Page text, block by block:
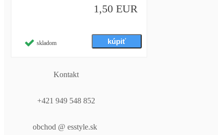
1,50 EUR
skladom
Kontakt
+421 949 548 852
obchod @ esstyle.sk